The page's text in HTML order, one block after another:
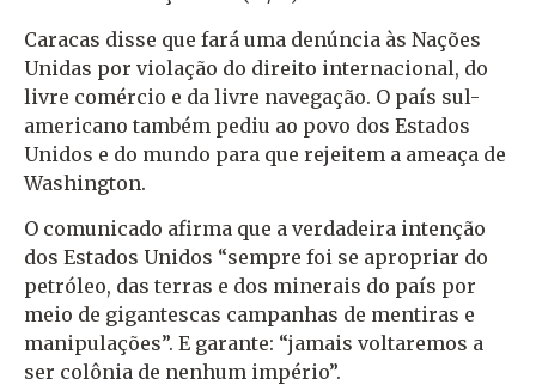
Caracas disse que fará uma denúncia às Nações
Unidas por violação do direito internacional, do
livre comércio e da livre navegação. O país sul-
americano também pediu ao povo dos Estados
Unidos e do mundo para que rejeitem a ameaça de
Washington.
O comunicado afirma que a verdadeira intenção
dos Estados Unidos “sempre foi se apropriar do
petróleo, das terras e dos minerais do país por
meio de gigantescas campanhas de mentiras e
manipulações”. E garante: “jamais voltaremos a
ser colônia de nenhum império”.